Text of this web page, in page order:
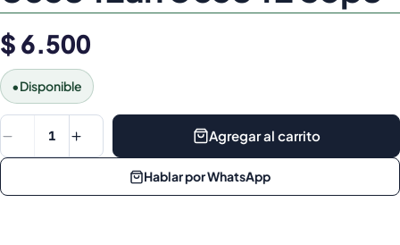
$ 6.500
•Disponible
1 Agregar al carrito
Hablar por WhatsApp